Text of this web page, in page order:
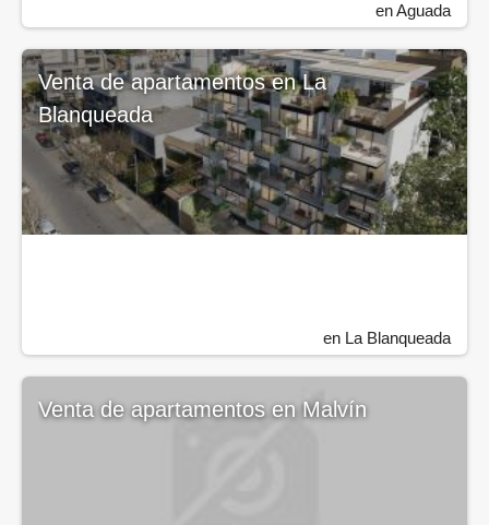
en Aguada
Venta de apartamentos en La
Blanqueada
en La Blanqueada
Venta de apartamentos en Malvín